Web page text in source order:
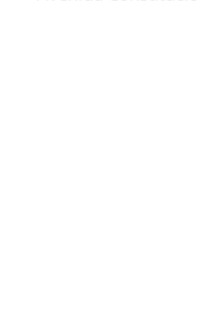
Empresas